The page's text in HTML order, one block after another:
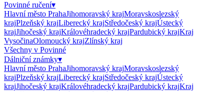
Povinné ručení▾
Hlavní město PrahaJihomoravský krajMoravskoslezský
krajPlzeňský krajLiberecký krajStředočeský krajÚstecký
krajJihočeský krajKrálovéhradecký krajPardubický krajKraj
VysočinaOlomoucký krajZlínský kraj
Všechny v Povinné
Dálniční známky▾
Hlavní město PrahaJihomoravský krajMoravskoslezský
krajPlzeňský krajLiberecký krajStředočeský krajÚstecký
krajJihočeský krajKrálovéhradecký krajPardubický krajKraj